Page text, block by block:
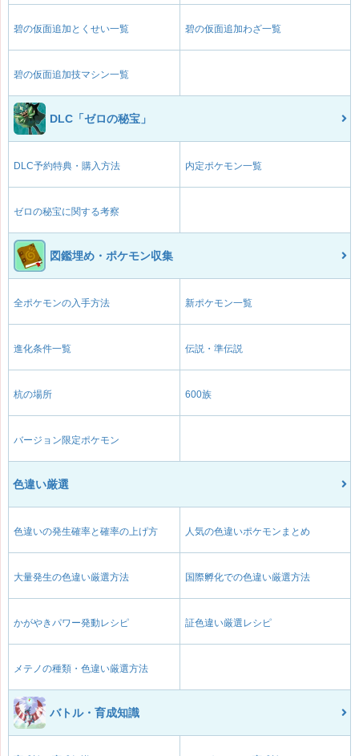
碧の仮面追加とくせい一覧 碧の仮面追加わざ一覧
碧の仮面追加技マシン一覧
DLC「ゼロの秘宝」
DLC予約特典・購入方法 内定ポケモン一覧
ゼロの秘宝に関する考察
図鑑埋め・ポケモン収集
全ポケモンの入手方法 新ポケモン一覧
進化条件一覧 伝説・準伝説
杭の場所 600族
バージョン限定ポケモン
色違い厳選
色違いの発生確率と確率の上げ方 人気の色違いポケモンまとめ
大量発生の色違い厳選方法 国際孵化での色違い厳選方法
かがやきパワー発動レシピ 証色違い厳選レシピ
メテノの種類・色違い厳選方法
バトル・育成知識